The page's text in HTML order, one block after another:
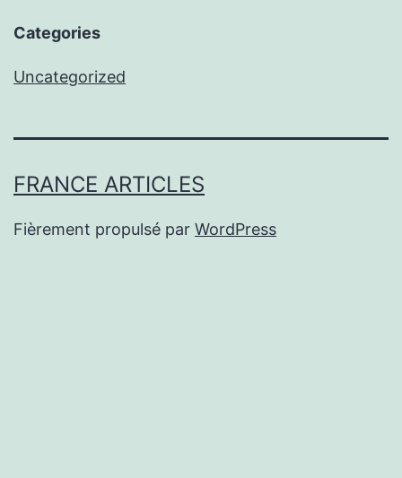
Categories
Uncategorized
FRANCE ARTICLES
Fièrement propulsé par WordPress